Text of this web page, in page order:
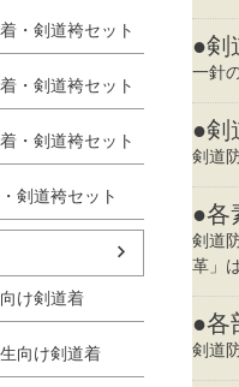
・剣道袴セット
・剣道袴セット
・剣道袴セット
剣道袴セット
け剣道着
向け剣道着
●剣
一針
●剣
剣道
●各
剣道
革」
●各
剣道